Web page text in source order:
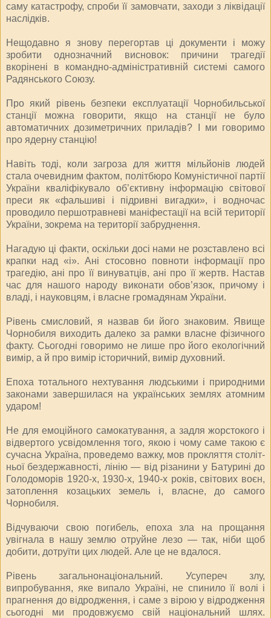
саму катастрофу, спроби її замовчати, заходи з ліквідації
наслідків.
Нещодавно я знову перегортав ці документи і можу
зробити однозначний висновок: причини трагедії
вкорінені в командно-адміністративній системі самого
Радянського Союзу.
Про який рівень безпеки експлуатації Чорнобильської
станції можна говорити, якщо на станції не було
автоматичних дозиметричних приладів? І ми говоримо
про ядерну станцію!
Навіть тоді, коли загроза для життя мільйонів людей
стала очевидним фактом, політбюро Комуністичної партії
України кваліфікувало об’єктивну інформацію світової
преси як «фальшиві і підривні вигадки», і водночас
проводило першотравневі маніфестації на всій території
України, зокрема на території забруднення.
Нагадую ці факти, оскільки досі нами не розставлено всі
крапки над «і». Ані стосовно повноти інформації про
трагедію, ані про її винуватців, ані про її жертв. Настав
час для нашого народу виконати обов’язок, причому і
владі, і науковцям, і власне громадянам України.
Рівень смисловий, я назвав би його знаковим. Явище
Чорнобиля виходить далеко за рамки власне фізичного
факту. Сьогодні говоримо не лише про його екологічний
вимір, а й про вимір історичний, вимір духовний.
Епоха тотального нехтування людськими і природними
законами завершилася на українських землях атомним
ударом!
Не для емоційного самокатування, а задля жорстокого і
відвертого усвідомлення того, якою і чому саме такою є
сучасна Україна, проведемо важку, мов прокляття століт­
ньої бездержавності, лінію — від різанини у Батурині до
Голодоморів 1920-х, 1930-х, 1940-х років, світових воєн,
затоплення козацьких земель і, власне, до самого
Чорнобиля.
Відчуваючи свою погибель, епоха зла на прощання
увігнала в нашу землю отруйне лезо — так, ніби щоб
добити, дотруїти цих людей. Але це не вдалося.
Рівень загальнонаціональний. Усупереч злу,
випробування, яке випало Україні, не спинило її волі і
прагнення до відродження, і саме з вірою у відродження
сьогодні ми продовжуємо свій національний шлях.